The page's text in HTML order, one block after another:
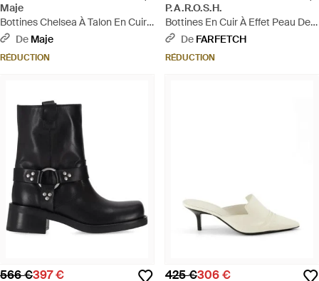
Maje
Bottines Chelsea À Talon En Cuir -
NoirDe Maje
RÉDUCTION
P.A.R.O.S.H.
Bottines En Cuir À Effet Peau De
Serpent - Gris
De FARFETCH
RÉDUCTION
566 €397 € 425 €306 €